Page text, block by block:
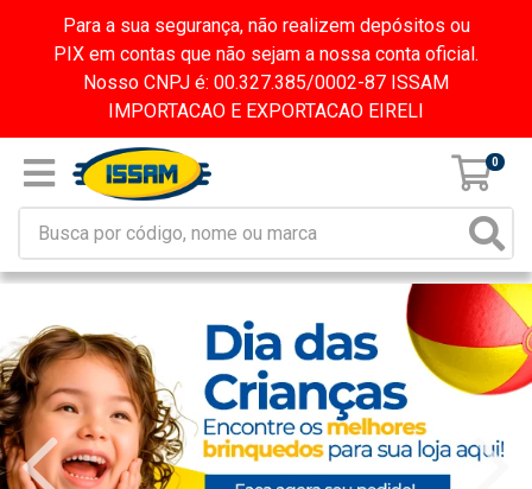
Para a sua segurança, não realizem depósitos ou
PIX em contas que não sejam a nossa conta oficial.
Nosso CNPJ é: 00.327.385/0002-87 ISSAM
IMPORTACAO E EXPORTACAO EIRELI
0